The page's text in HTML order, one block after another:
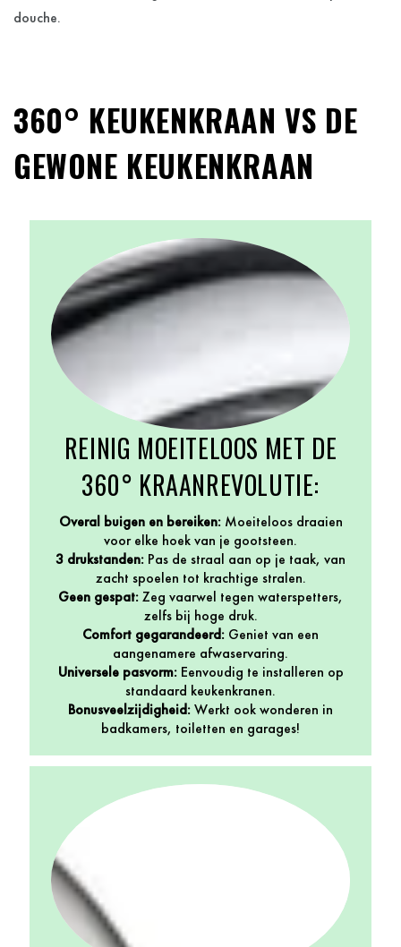
douche.
360° KEUKENKRAAN VS DE
GEWONE KEUKENKRAAN
REINIG MOEITELOOS MET DE
360° KRAANREVOLUTIE:
Overal buigen en bereiken:Moeiteloos draaien
voor elke hoek van je gootsteen.
3 drukstanden: Pas de straal aan op je taak, van
zacht spoelen tot krachtige stralen.
Geen gespat:Zeg vaarwel tegen waterspetters,
zelfs bij hoge druk.
Comfort gegarandeerd: Geniet van een
aangenamere afwaservaring.
Universele pasvorm:Eenvoudig te installeren op
standaard keukenkranen.
Bonusveelzijdigheid:Werkt ook wonderen in
badkamers, toiletten en garages!